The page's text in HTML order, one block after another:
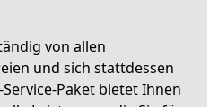
von allen
und sich stattdessen
Service-Paket bietet Ihnen